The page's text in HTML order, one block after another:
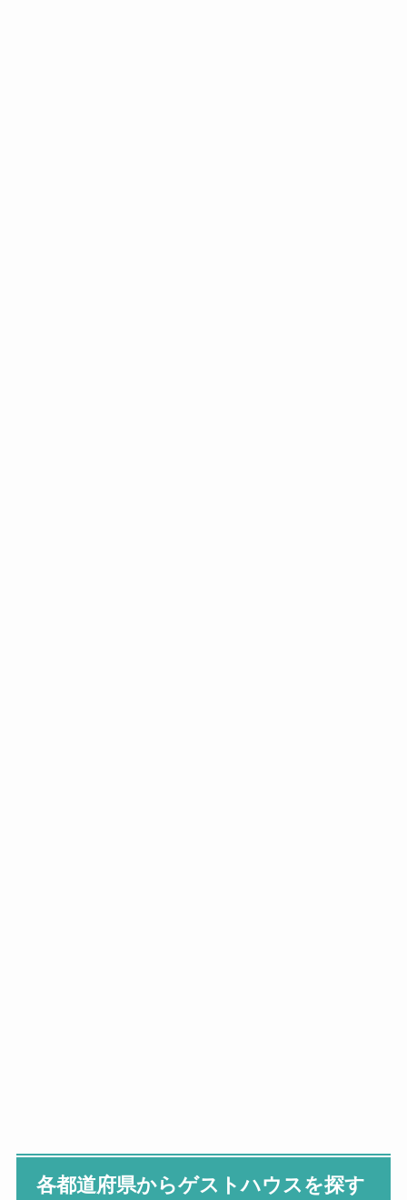
各都道府県からゲストハウスを探す